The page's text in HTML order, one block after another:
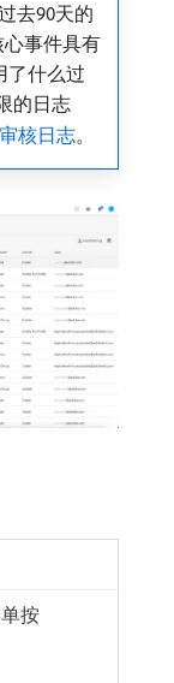
去90天的
心事件具有
了什么过
的日志
核日志。
按